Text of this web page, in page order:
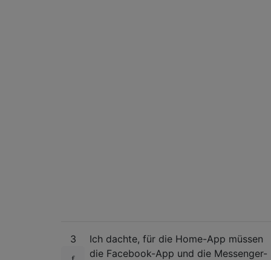
3
Ich dachte, für die Home-App müssen
die Facebook-App und die Messenger-